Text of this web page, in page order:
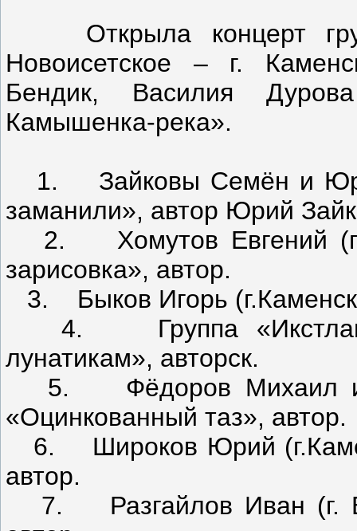
Открыла концерт
Новоисетское – г.
Бендик, Василия
Камышенка-река».
1. Зайковы Семён и
заманили», автор Юрий
2. Хомутов Евгений
зарисовка», автор.
3. Быков Игорь
4. Группа «Икстлан»
лунатикам», авторск.
5. Фёдоров Михаил и
«Оцинкованный таз», автор.
6. Широков Юрий
автор.
7. Разгайлов Иван (г.